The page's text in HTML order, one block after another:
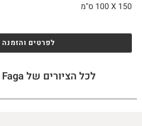
150 X
לפרטים והזמנה
לכל הציורים של Faga לחצו כאן